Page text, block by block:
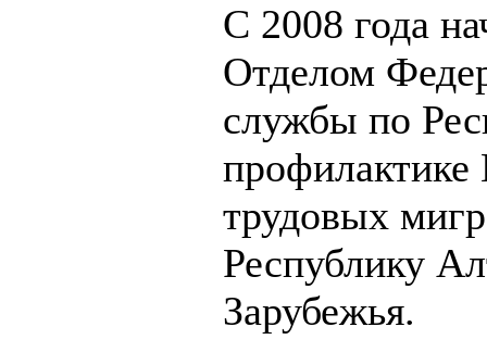
С 2008 года
Отделом
службы по
трудовых
Республику
Зарубежья.